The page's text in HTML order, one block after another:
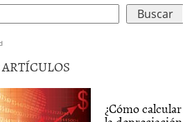
ARTÍCULOS
¿Cómo calcular